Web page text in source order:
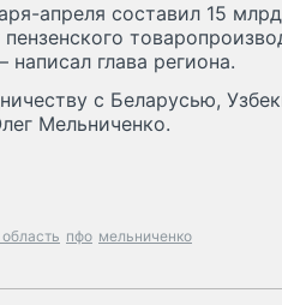
апреля составил 15
глава региона.
с Беларусью,
Мельниченко.
пфо мельниченко